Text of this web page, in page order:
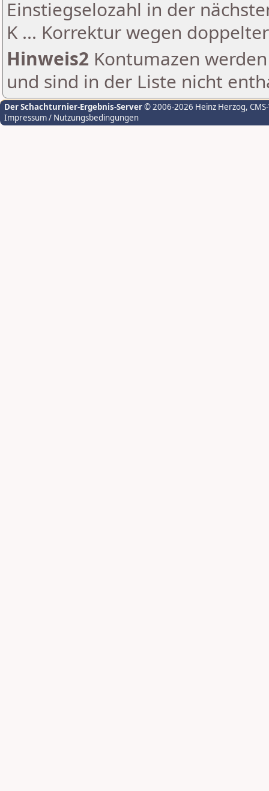
Einstiegselozahl in der
K ... Korrektur wegen
Hinweis2 Kontumazen
und sind in der Liste nicht
Der Schachturnier-Ergebnis-Server© 2006-2026 Heinz Herzog,
Impressum / Nutzungsbedingungen